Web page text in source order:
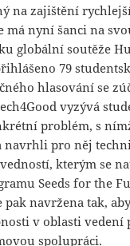
na zajištění
má nyní šanci na
globální soutěže
79
hlasování se
vyzývá
problém, s
navrhli pro něj
kterým se
Seeds for the
pak navržena tak,
v oblasti vedení
spolupráci.